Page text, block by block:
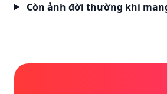
Còn ảnh đời thường khi